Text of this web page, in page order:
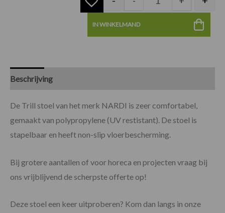
IN WINKELMAND
Beschrijving
De Trill stoel van het merk NARDI is zeer comfortabel,
gemaakt van polypropylene (UV restistant). De stoel is
stapelbaar en heeft non-slip vloerbescherming.
Bij grotere aantallen of voor horeca en projecten vraag bij
ons vrijblijvend de scherpste offerte op!
Deze stoel een keer uitproberen? Kom dan langs in onze